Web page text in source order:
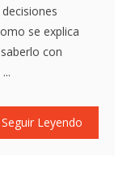
se explica
con
Seguir Leyendo